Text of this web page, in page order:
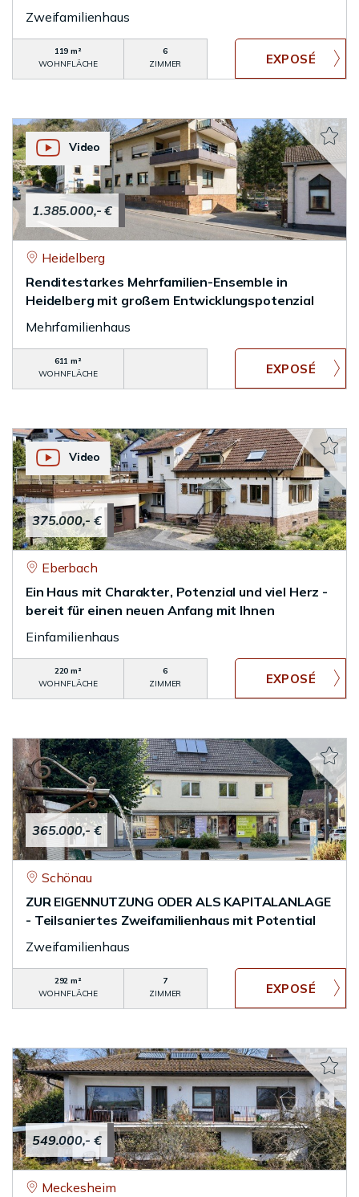
Zweifamilienhaus
119 m²
WOHNFLÄCHE
6
ZIMMER
1.385.000,- €
Video
Heidelberg
Renditestarkes Mehrfamilien-Ensemble in
Heidelberg mit großem Entwicklungspotenzial
Mehrfamilienhaus
611 m²
WOHNFLÄCHE
375.000,- €
Video
Eberbach
Ein Haus mit Charakter, Potenzial und viel Herz -
bereit für einen neuen Anfang mit Ihnen
Einfamilienhaus
220 m²
WOHNFLÄCHE
6
ZIMMER
365.000,- €
Schönau
ZUR EIGENNUTZUNG ODER ALS KAPITALANLAGE
- Teilsaniertes Zweifamilienhaus mit Potential
Zweifamilienhaus
292 m²
WOHNFLÄCHE
7
ZIMMER
549.000,- €
Meckesheim